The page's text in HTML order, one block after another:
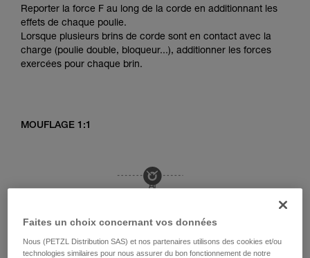
Reporter la force F au long de la corde en additionnant les
effets de chaque poulie.
Lorsque plusieurs brins de corde sont en contact avec la
charge (poulie double, bloqueur...), additionner les forces
exercées pour chaque brin.
MOUFLAGE 1:1
Faites un choix concernant vos données
Nous (PETZL Distribution SAS) et nos partenaires utilisons des cookies et/ou
technologies similaires pour nous assurer du bon fonctionnement de notre